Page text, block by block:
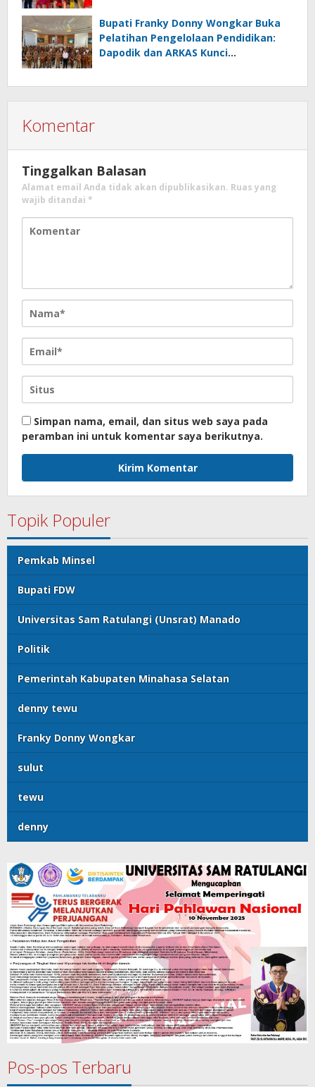
Bupati Franky Donny Wongkar Buka
Pelatihan Pengelolaan Pendidikan:
Dapodik dan ARKAS Kunci
Komentar
Tinggalkan Balasan
Alamat email Anda tidak akan dipublikasikan. Ruas yang
wajib ditandai *
Simpan nama, email, dan situs web saya pada
peramban ini untuk komentar saya berikutnya.
Topik Populer
Pemkab Minsel
Bupati FDW
Universitas Sam Ratulangi (Unsrat) Manado
Politik
Pemerintah Kabupaten Minahasa Selatan
denny tewu
Franky Donny Wongkar
sulut
tewu
denny
Pos-pos Terbaru